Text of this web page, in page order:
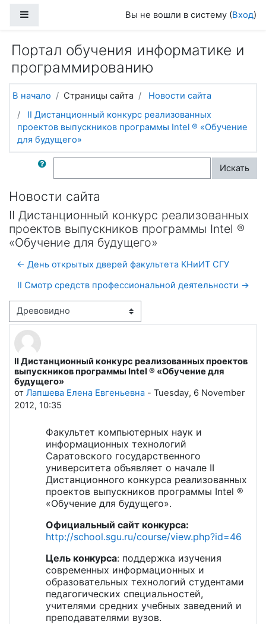
Вы не вошли в систему (Вход)
Портал обучения информатике и
программированию
В начало Страницы сайта
Новости сайта
II Дистанционный конкурс реализованных
проектов выпускников программы Intel ® «Обучение
для будущего»
Поиск по форумам Искать
Новости сайта
II Дистанционный конкурс реализованных
проектов выпускников программы Intel ®
«Обучение для будущего»
← День открытых дверей факультета КНиИТ СГУ
II Cмотр средств профессиональной деятельности →
Режим отображения
II Дистанционный конкурс реализованных проектов
выпускников программы Intel ® «Обучение для
будущего»
от Лапшева Елена Евгеньевна - Tuesday, 6 November
2012, 10:35
Количество ответов: 0
Факультет компьютерных наук и
информационных технологий
Саратовского государственного
университета объявляет о начале II
Дистанционного конкурса реализованных
проектов выпускников программы Intel ®
«Обучение для будущего».
Официальный сайт конкурса:
http://school.sgu.ru/course/view.php?id=46
Цель конкурса: поддержка изучения
современных информационных и
образовательных технологий студентами
педагогических специальностей,
учителями средних учебных заведений и
преподавателями вузов.